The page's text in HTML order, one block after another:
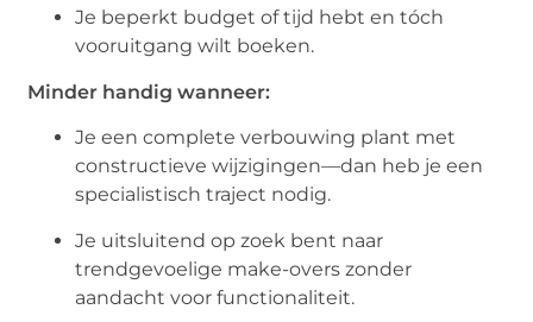
Je beperkt budget of tijd hebt en tóch
vooruitgang wilt boeken.
Minder handig wanneer:
Je een complete verbouwing plant met
constructieve wijzigingen—dan heb je een
specialistisch traject nodig.
Je uitsluitend op zoek bent naar
trendgevoelige make-overs zonder
aandacht voor functionaliteit.